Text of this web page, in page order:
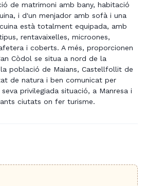
de matrimoni amb bany, habitació
i d'un menjador amb sofà i una
està totalment equipada, amb
rentavaixelles, microones,
i coberts. A més, proporcionen
Còdol se situa a nord de la
població de Maians, Castellfollit de
de natura i ben comunicat per
privilegiada situació, a Manresa i
ciutats on fer turisme.